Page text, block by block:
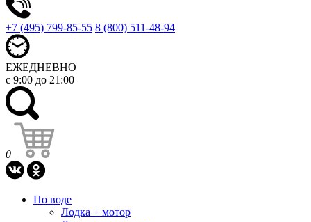
+7 (495) 799-85-55 8 (800) 511-48-94
ЕЖЕДНЕВНО
с 9:00 до 21:00
0
По воде
Лодка + мотор